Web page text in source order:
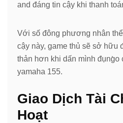
and đáng tin cậy khi thanh
Với số đông phương nhân
cậy này, game thủ sẽ sở hữu
thản hơn khi dấn mình đụng̀o
yamaha 155.
Giao Dịch Tài
Hoạt